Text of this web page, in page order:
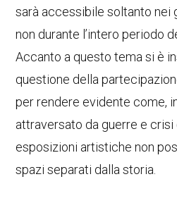
sarà accessibile soltanto nei
non durante l’intero periodo
Accanto a questo tema si è
questione della
per rendere evidente come,
attraversato da guerre e
esposizioni artistiche non
spazi separati dalla storia.